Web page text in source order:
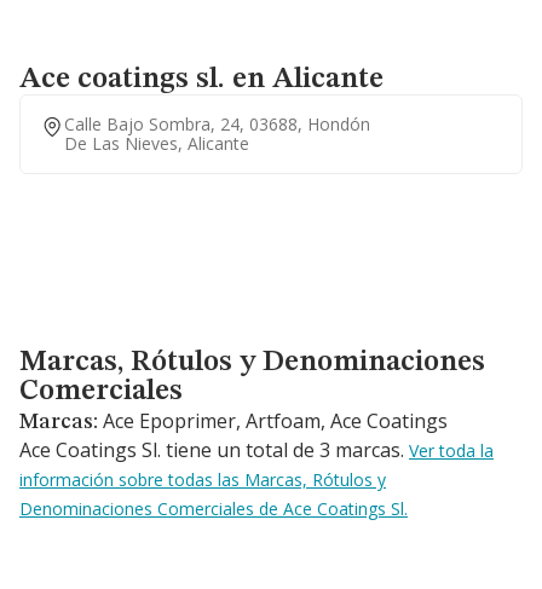
Ace coatings sl. en Alicante
Calle Bajo Sombra, 24, 03688, Hondón
De Las Nieves, Alicante
Marcas, Rótulos y Denominaciones Comerciales
Marcas, Rótulos y Denominaciones
Comerciales
Marcas: Ace Epoprimer, Artfoam, Ace Coatings
Ace Coatings Sl. tiene un total de 3 marcas. Ver toda la
información sobre todas las Marcas, Rótulos y
Denominaciones Comerciales de Ace Coatings Sl.